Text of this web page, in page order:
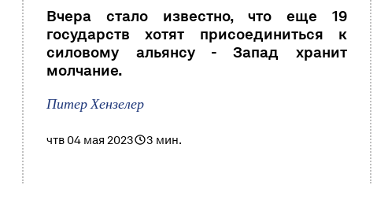
Вчера стало известно, что еще 19
государств хотят присоединиться к
силовому альянсу - Запад хранит
молчание.
Питер Хензелер
чтв 04 мая 2023 3 мин.